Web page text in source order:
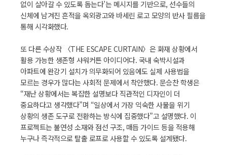
없이 살아갈 수 있도록 돕는다’는 메시지를 기반으로, 선수들의
신체에 남겨진 흔적을 옥외광고와 바세린 로고 모양의 반사 필름을
통해 시각화했다.
또 다른 수상작 〈THE ESCAPE CURTAIN〉은 화재 상황에서
활용 가능한 생존형 샤워커튼 아이디어다. 국내 숙박시설과
아파트에 완강기 설치가 의무화되어 있음에도 실제 사용법을
모르는 경우가 많다는 사회적 문제에서 착안했다. 문승찬 학생은
“재난 상황에서는 복잡한 설명보다 직관적인 디자인이 더
중요하다고 생각했다”며 “일상에서 가장 익숙한 사물을 위기
상황의 생존 도구로 전환하는 방식에 집중했다”고 설명했다. 이
프로젝트는 불연성 소재와 점선 구조, 매듭 가이드 등을 적용해
누구나 즉각적으로 탈출 로프로 사용할 수 있도록 설계됐다.